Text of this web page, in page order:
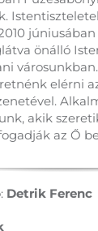
önálló
elérni
akik
az Ő
Detrik Ferenc